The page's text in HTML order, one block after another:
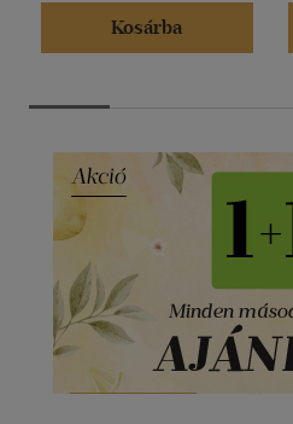
Kosárba